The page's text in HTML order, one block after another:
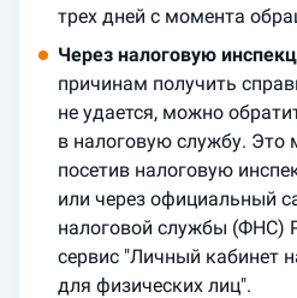
трех дней с момента
Через налоговую
причинам получить
не удается, можно
в налоговую службу. Это
посетив налоговую
или через официальный
налоговой службы (ФНС)
сервис "Личный кабинет
для физических лиц".